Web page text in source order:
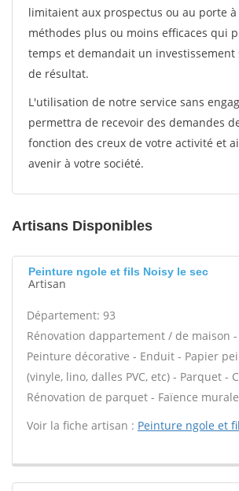
limitaient aux prospectus ou au porte à
méthodes plus ou moins efficaces qui
temps et demandait un investissement
de résultat.
L'utilisation de notre service sans
permettra de recevoir des demandes
fonction des creux de votre activité et
avenir à votre société.
Artisans Disponibles
Peinture ngole et fils Noisy le sec
Artisan
Département: 93
Rénovation dappartement / de maison
Peinture décorative - Enduit - Papier
(vinyle, lino, dalles PVC, etc) - Parquet -
Rénovation de parquet - Faïence
Voir la fiche artisan : Peinture ngole et